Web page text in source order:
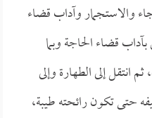
والاستجمار وآداب قضاء
قضاء الحاجة وبما
انتقل إلى الطهارة وإلى
حتى تكون رائحته طيبة،